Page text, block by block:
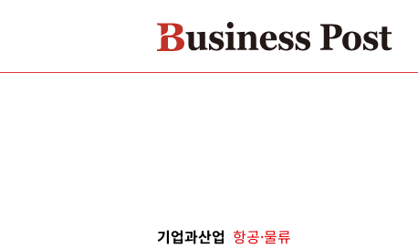
기업과산업 항공·물류